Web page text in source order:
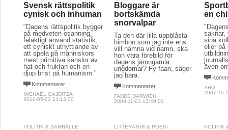
Svensk rättspolitik
cynisk och inhuman
"Dagens rättspolitik bygger
på medveten osanning,
felaktigt använd statistik,
ett cyniskt utnyttjande av
att spela på människors
mest primitiva känslor av
hat och fruktan och en
djup brist på humanism."
Kommentarer
MICHAEL GAJDITZA
2010-05-03 14:13:00
Bloggare är
bortskämda
snorvalpar
Ta den där lilla uppblåsta
bimbon som jag inte ens
vill nämna vid namn, ska
hon vara förebild för
dagens jämngamla
ungdomar? Fy faan, säger
jag bara.
Kommentarer
FADDE DARWICH
2008-11-03 13:49:00
en
saknar,
sina
eller på
även
SHQ
2007-10-
POLITIK & SAMHÄLLE LITTERATUR & POESI POLITIK